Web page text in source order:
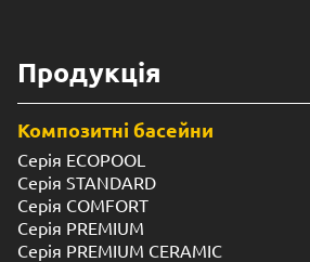
Продукція
Композитні басейни
Серія ECOPOOL
Серія STANDARD
Серія COMFORT
Серія PREMIUM
Серія PREMIUM CERAMIC